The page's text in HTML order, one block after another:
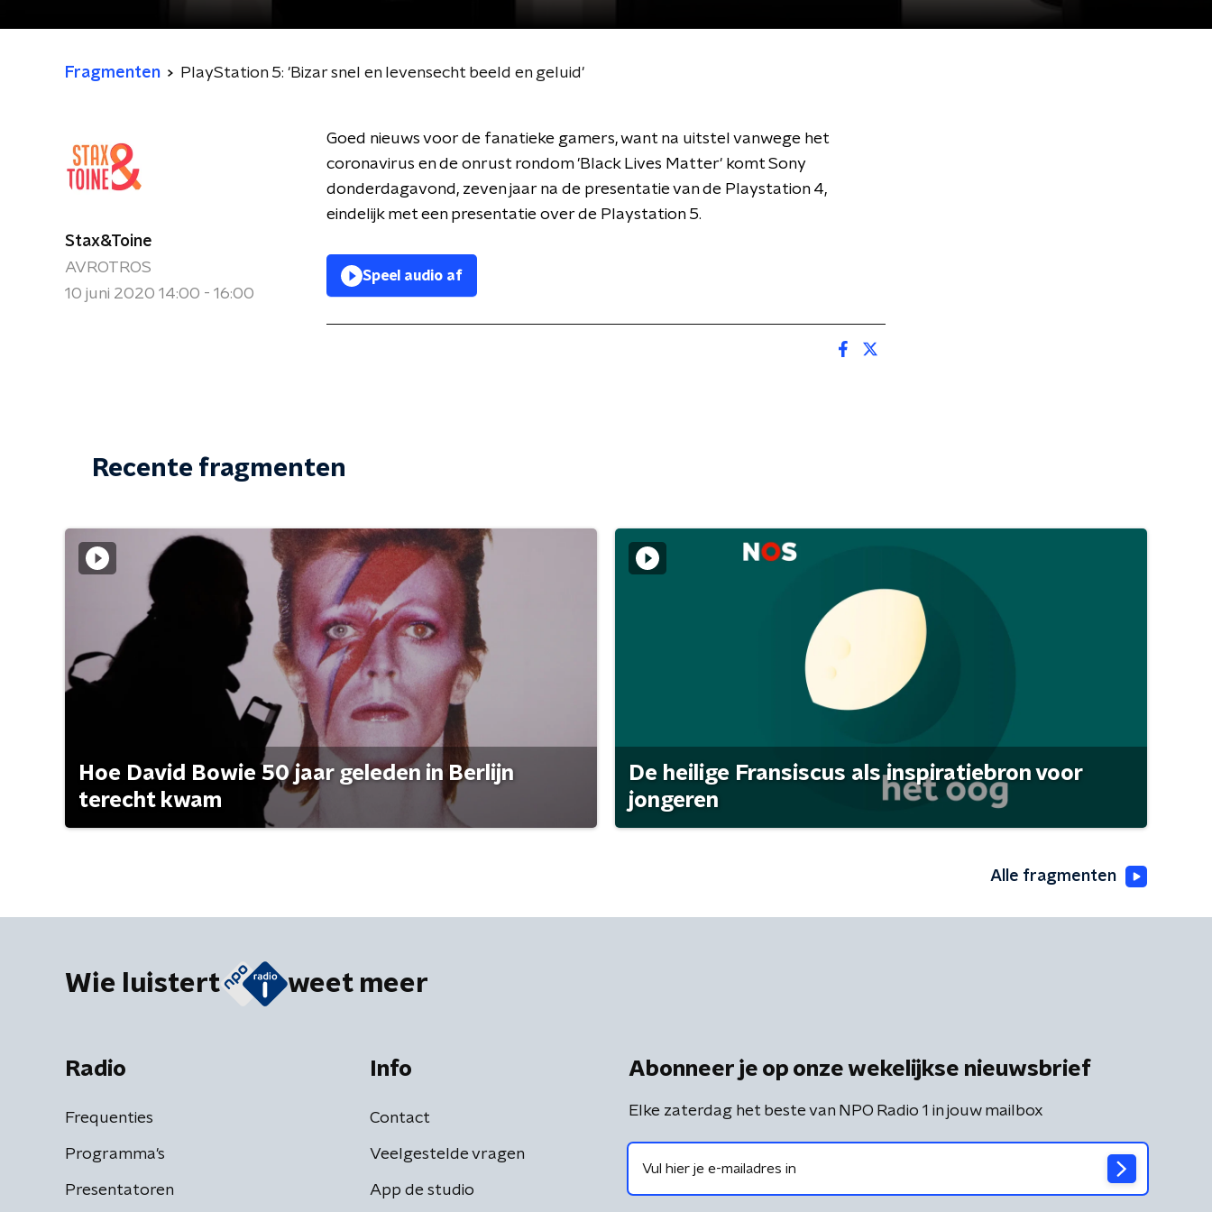
Fragmenten PlayStation 5: 'Bizar snel en levensecht beeld en geluid'
Stax&Toine
AVROTROS
10 juni 2020 14:00 - 16:00
Goed nieuws voor de fanatieke gamers, want na uitstel vanwege het
coronavirus en de onrust rondom 'Black Lives Matter' komt Sony
donderdagavond, zeven jaar na de presentatie van de Playstation 4,
eindelijk met een presentatie over de Playstation 5.
Speel audio af
Recente fragmenten
Hoe David Bowie 50 jaar geleden in Berlijn
terecht kwam
De heilige Fransiscus als inspiratiebron voor
jongeren
Alle fragmenten
Wie luistert weet meer
Radio
Frequenties
Programma's
Presentatoren
Info
Contact
Veelgestelde vragen
App de studio
Abonneer je op onze wekelijkse nieuwsbrief
Elke zaterdag het beste van NPO Radio 1 in jouw mailbox